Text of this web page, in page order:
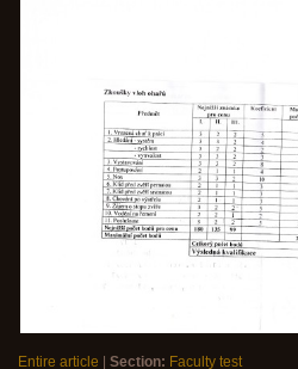
Entire article | Section: Faculty test